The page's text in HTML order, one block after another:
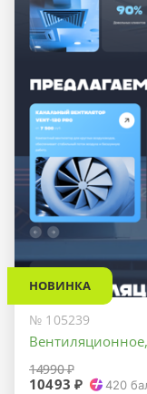
НОВИНКА
№ 105239
14990 ₽
10493 ₽ 420